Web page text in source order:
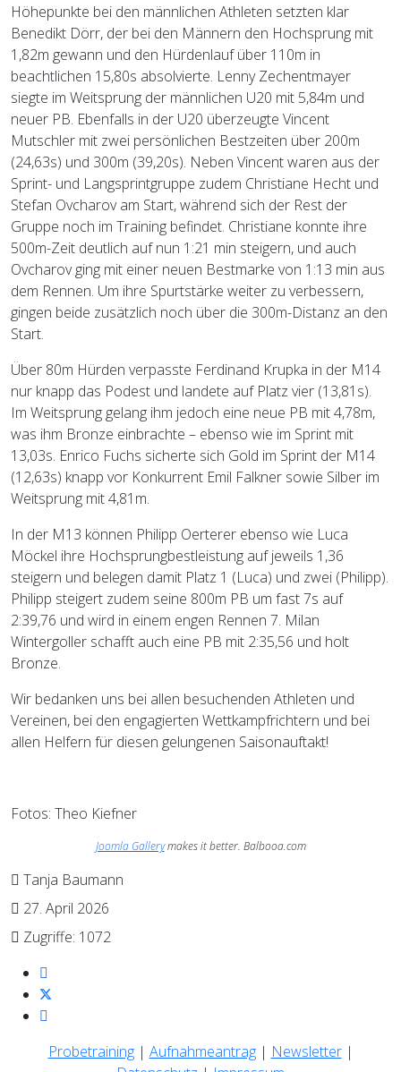
Höhepunkte bei den männlichen Athleten setzten klar
Benedikt Dörr, der bei den Männern den Hochsprung mit
1,82m gewann und den Hürdenlauf über 110m in
beachtlichen 15,80s absolvierte. Lenny Zechentmayer
siegte im Weitsprung der männlichen U20 mit 5,84m und
neuer PB. Ebenfalls in der U20 überzeugte Vincent
Mutschler mit zwei persönlichen Bestzeiten über 200m
(24,63s) und 300m (39,20s). Neben Vincent waren aus der
Sprint- und Langsprintgruppe zudem Christiane Hecht und
Stefan Ovcharov am Start, während sich der Rest der
Gruppe noch im Training befindet. Christiane konnte ihre
500m-Zeit deutlich auf nun 1:21 min steigern, und auch
Ovcharov ging mit einer neuen Bestmarke von 1:13 min aus
dem Rennen. Um ihre Spurtstärke weiter zu verbessern,
gingen beide zusätzlich noch über die 300m-Distanz an den
Start.
Über 80m Hürden verpasste Ferdinand Krupka in der M14
nur knapp das Podest und landete auf Platz vier (13,81s).
Im Weitsprung gelang ihm jedoch eine neue PB mit 4,78m,
was ihm Bronze einbrachte – ebenso wie im Sprint mit
13,03s. Enrico Fuchs sicherte sich Gold im Sprint der M14
(12,63s) knapp vor Konkurrent Emil Falkner sowie Silber im
Weitsprung mit 4,81m.
In der M13 können Philipp Oerterer ebenso wie Luca
Möckel ihre Hochsprungbestleistung auf jeweils 1,36
steigern und belegen damit Platz 1 (Luca) und zwei (Philipp).
Philipp steigert zudem seine 800m PB um fast 7s auf
2:39,76 und wird in einem engen Rennen 7. Milan
Wintergoller schafft auch eine PB mit 2:35,56 und holt
Bronze.
Wir bedanken uns bei allen besuchenden Athleten und
Vereinen, bei den engagierten Wettkampfrichtern und bei
allen Helfern für diesen gelungenen Saisonauftakt!
Fotos: Theo Kiefner
Joomla Gallerymakes it better. Balbooa.com
Tanja Baumann
27. April 2026
Zugriffe: 1072
Probetraining| Aufnahmeantrag| Newsletter|